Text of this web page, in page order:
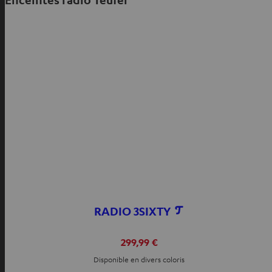
RADIO 3SIXTY
299,99 €
Disponible en divers coloris